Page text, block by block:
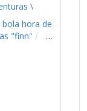
bola hora de
"finn" / 13